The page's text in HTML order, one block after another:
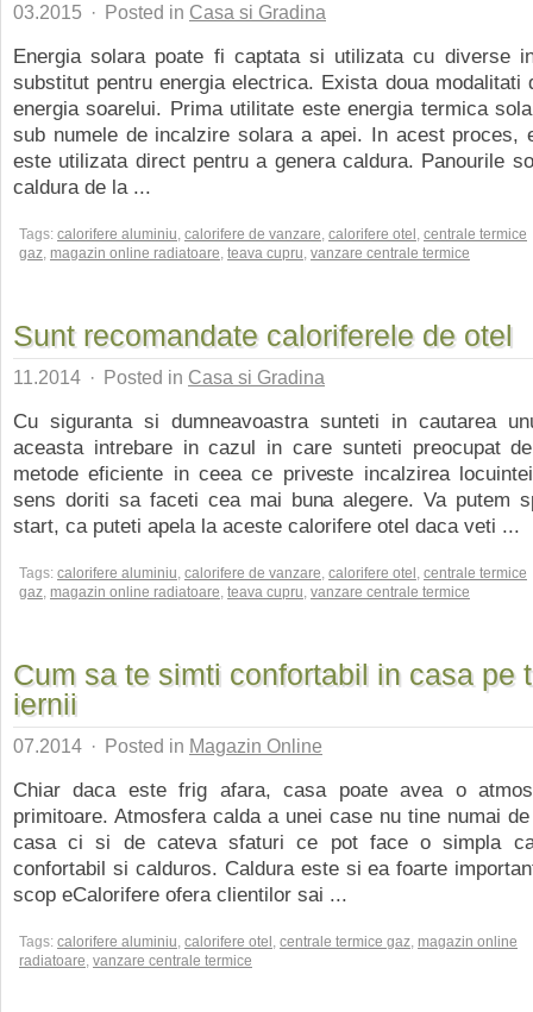
03.2015 · Posted in Casa si Gradina
Energia solara poate fi captata si utilizata cu diverse
substitut pentru energia electrica. Exista doua modalitati
energia soarelui. Prima utilitate este energia termica
sub numele de incalzire solara a apei. In acest proces,
este utilizata direct pentru a genera caldura. Panourile
caldura de la ...
Tags: calorifere aluminiu, calorifere de vanzare, calorifere otel , centrale termice
gaz, magazin online radiatoare, teava cupru, vanzare centrale termice
Sunt recomandate caloriferele de otel
11.2014 · Posted in Casa si Gradina
Cu siguranta si dumneavoastra sunteti in cautarea
aceasta intrebare in cazul in care sunteti preocupat
metode eficiente in ceea ce priveste incalzirea
sens doriti sa faceti cea mai buna alegere. Va putem
start, ca puteti apela la aceste calorifere otel daca veti ...
Tags: calorifere aluminiu, calorifere de vanzare, calorifere otel , centrale termice
gaz, magazin online radiatoare, teava cupru, vanzare centrale termice
Cum sa te simti confortabil in casa pe
iernii
07.2014 · Posted in Magazin Online
Chiar daca este frig afara, casa poate avea o
primitoare. Atmosfera calda a unei case nu tine numai
casa ci si de cateva sfaturi ce pot face o simpla
confortabil si calduros. Caldura este si ea foarte
scop eCalorifere ofera clientilor sai ...
Tags: calorifere aluminiu, calorifere otel , centrale termice gaz, magazin online
radiatoare, vanzare centrale termice